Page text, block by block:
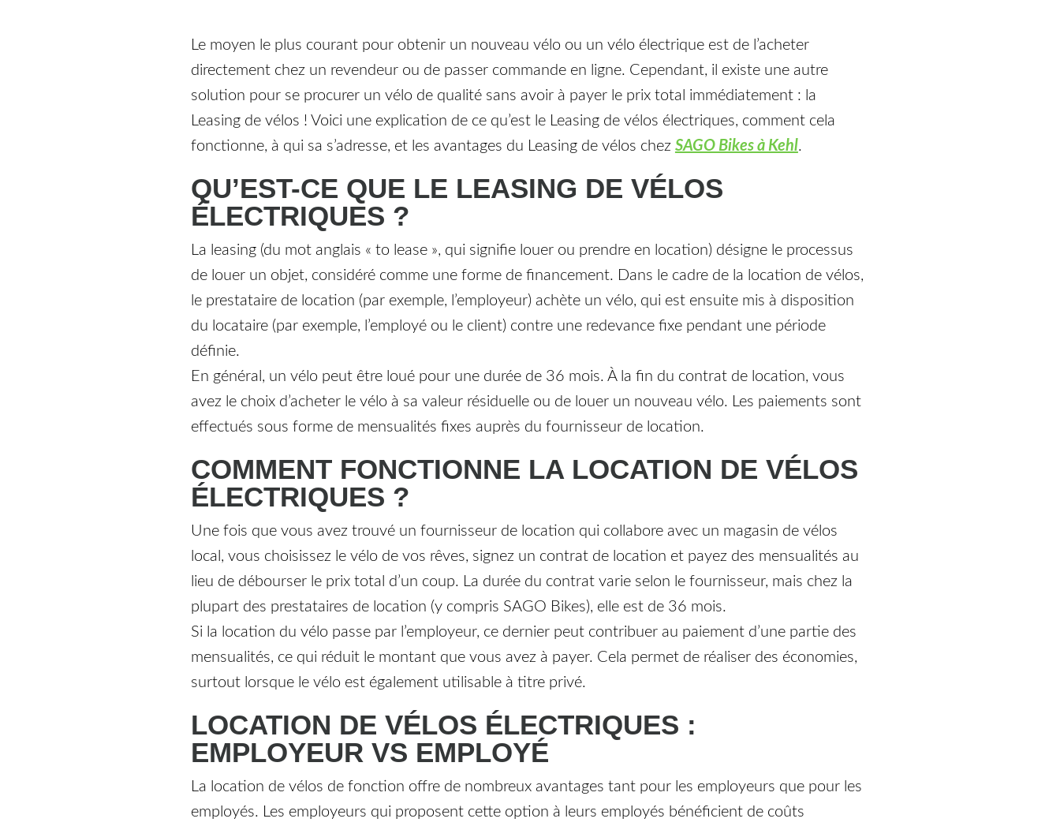
Le moyen le plus courant pour obtenir un nouveau vélo ou un vélo électrique est de l’acheter
directement chez un revendeur ou de passer commande en ligne. Cependant, il existe une autre
solution pour se procurer un vélo de qualité sans avoir à payer le prix total immédiatement : la
Leasing de vélos ! Voici une explication de ce qu’est le Leasing de vélos électriques, comment cela
fonctionne, à qui sa s’adresse, et les avantages du Leasing de vélos chez SAGO Bikes à Kehl.
QU’EST-CE QUE LE LEASING DE VÉLOS
ÉLECTRIQUES ?
La leasing (du mot anglais « to lease », qui signifie louer ou prendre en location) désigne le processus
de louer un objet, considéré comme une forme de financement. Dans le cadre de la location de vélos,
le prestataire de location (par exemple, l’employeur) achète un vélo, qui est ensuite mis à disposition
du locataire (par exemple, l’employé ou le client) contre une redevance fixe pendant une période
définie.
En général, un vélo peut être loué pour une durée de 36 mois. À la fin du contrat de location, vous
avez le choix d’acheter le vélo à sa valeur résiduelle ou de louer un nouveau vélo. Les paiements sont
effectués sous forme de mensualités fixes auprès du fournisseur de location.
COMMENT FONCTIONNE LA LOCATION DE VÉLOS
ÉLECTRIQUES ?
Une fois que vous avez trouvé un fournisseur de location qui collabore avec un magasin de vélos
local, vous choisissez le vélo de vos rêves, signez un contrat de location et payez des mensualités au
lieu de débourser le prix total d’un coup. La durée du contrat varie selon le fournisseur, mais chez la
plupart des prestataires de location (y compris SAGO Bikes), elle est de 36 mois.
Si la location du vélo passe par l’employeur, ce dernier peut contribuer au paiement d’une partie des
mensualités, ce qui réduit le montant que vous avez à payer. Cela permet de réaliser des économies,
surtout lorsque le vélo est également utilisable à titre privé.
LOCATION DE VÉLOS ÉLECTRIQUES :
EMPLOYEUR VS EMPLOYÉ
La location de vélos de fonction offre de nombreux avantages tant pour les employeurs que pour les
employés. Les employeurs qui proposent cette option à leurs employés bénéficient de coûts